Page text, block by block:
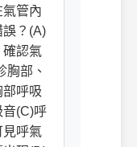
管內
誤？(A)
確認氣
胸部、
呼吸
音(C)呼
見呼氣